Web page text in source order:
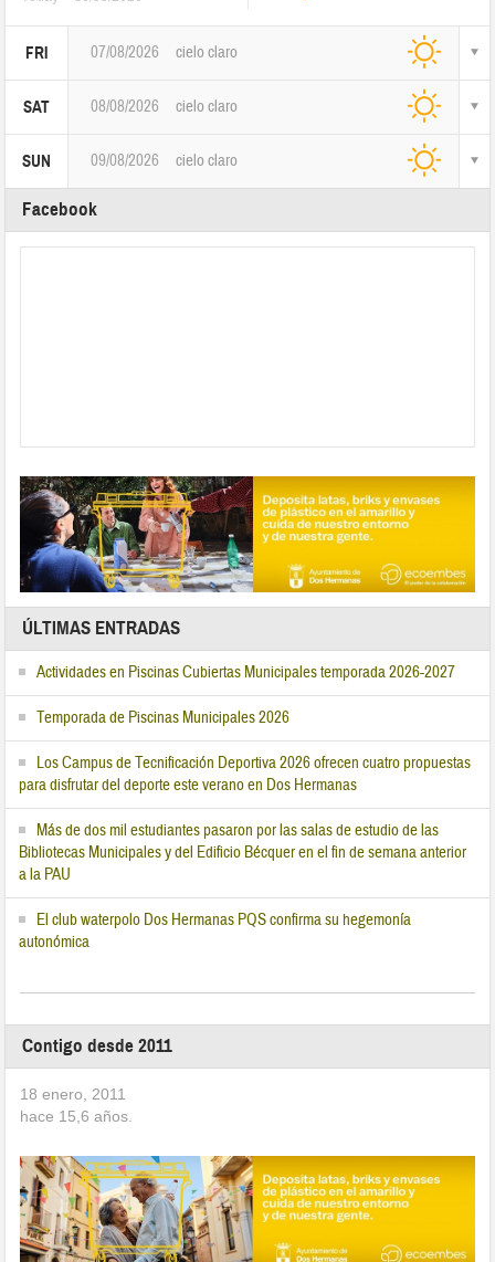
FRI 07/08/2026 cielo claro
SAT 08/08/2026 cielo claro
SUN 09/08/2026 cielo claro
Facebook
ÚLTIMAS ENTRADAS
Actividades en Piscinas Cubiertas Municipales temporada 2026-2027
Temporada de Piscinas Municipales 2026
Los Campus de Tecnificación Deportiva 2026 ofrecen cuatro propuestas
para disfrutar del deporte este verano en Dos Hermanas
Más de dos mil estudiantes pasaron por las salas de estudio de las
Bibliotecas Municipales y del Edificio Bécquer en el fin de semana anterior
a la PAU
El club waterpolo Dos Hermanas PQS confirma su hegemonía
autonómica
Contigo desde 2011
hace15,6 años.